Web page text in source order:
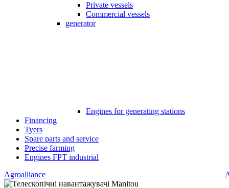
Private vessels
Commercial vessels
generator
Engines for generating stations
Financing
Tyers
Spare parts and service
Precise farming
Engines FPT industrial
Agroalliance